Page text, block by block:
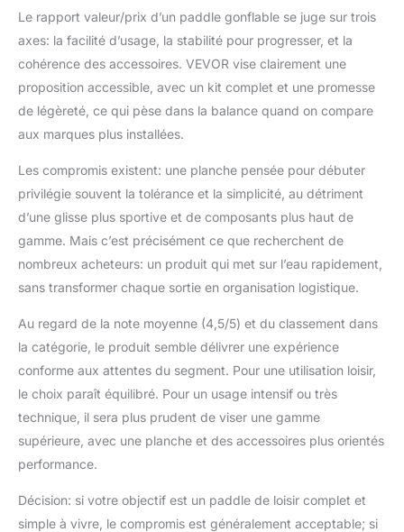
Le rapport valeur/prix d’un paddle gonflable se juge sur trois
axes: la facilité d’usage, la stabilité pour progresser, et la
cohérence des accessoires. VEVOR vise clairement une
proposition accessible, avec un kit complet et une promesse
de légèreté, ce qui pèse dans la balance quand on compare
aux marques plus installées.
Les compromis existent: une planche pensée pour débuter
privilégie souvent la tolérance et la simplicité, au détriment
d’une glisse plus sportive et de composants plus haut de
gamme. Mais c’est précisément ce que recherchent de
nombreux acheteurs: un produit qui met sur l’eau rapidement,
sans transformer chaque sortie en organisation logistique.
Au regard de la note moyenne (4,5/5) et du classement dans
la catégorie, le produit semble délivrer une expérience
conforme aux attentes du segment. Pour une utilisation loisir,
le choix paraît équilibré. Pour un usage intensif ou très
technique, il sera plus prudent de viser une gamme
supérieure, avec une planche et des accessoires plus orientés
performance.
Décision: si votre objectif est un paddle de loisir complet et
simple à vivre, le compromis est généralement acceptable; si